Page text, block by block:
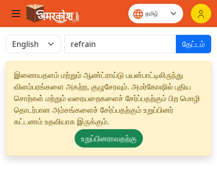
தேட்டம்
இணையதளம் மற்றும் ஆண்ட்ராய்டு பயன்பாட்டிலிருந்து
விளம்பரங்களை அகற்ற, குழுசேரவும். அமர்கோஷில் புதிய
சொற்கள் மற்றும் வரையறைகளைச் சேர்ப்பதற்கும் பிற மொழி
தொடர்பான அம்சங்களைச் சேர்ப்பதற்கும் உறுப்பினர்
கட்டணம் உதவியாக இருக்கும்.
உறுப்பினராவதற்கு